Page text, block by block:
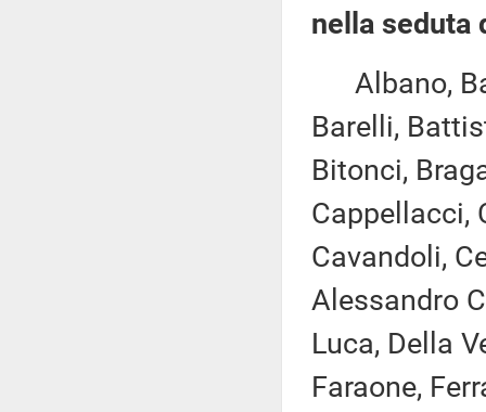
nella seduta
Albano,
Barelli,
Bitonci,
Cappellacci,
Cavandoli,
Alessandro
Luca, Della
Faraone,